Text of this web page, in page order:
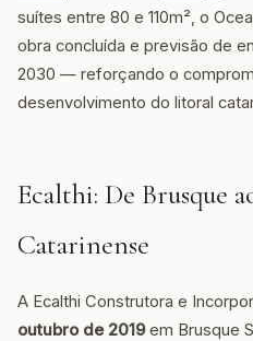
suítes entre 80 e 110m², o
obra concluída e previsão de
2030 — reforçando o
desenvolvimento do litoral
Ecalthi: De Brusque
Catarinense
A Ecalthi Construtora e
outubro de 2019em Brusque